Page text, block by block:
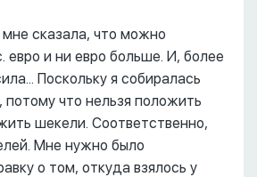
сказала, что можно
евро и ни евро больше. И, более
Поскольку я собиралась
потому что нельзя положить
шекели. Соответственно,
Мне нужно было
о том, откуда взялось у